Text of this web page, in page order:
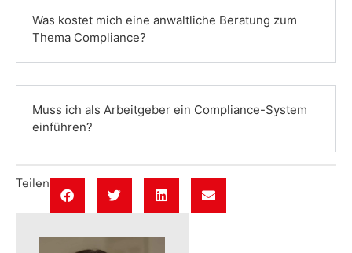
Was kostet mich eine anwaltliche Beratung zum
Thema Compliance?
Muss ich als Arbeitgeber ein Compliance-System
einführen?
Teilen